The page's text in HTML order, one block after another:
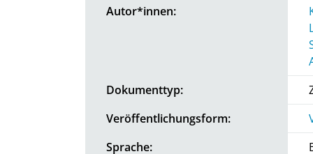
Autor*innen:
Dokumenttyp:
Veröffentlichungsform:
Sprache: